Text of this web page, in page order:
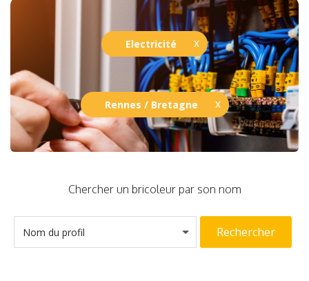
Electricité
Rennes / Bretagne
Chercher un bricoleur par son nom
Nom du profil Rechercher